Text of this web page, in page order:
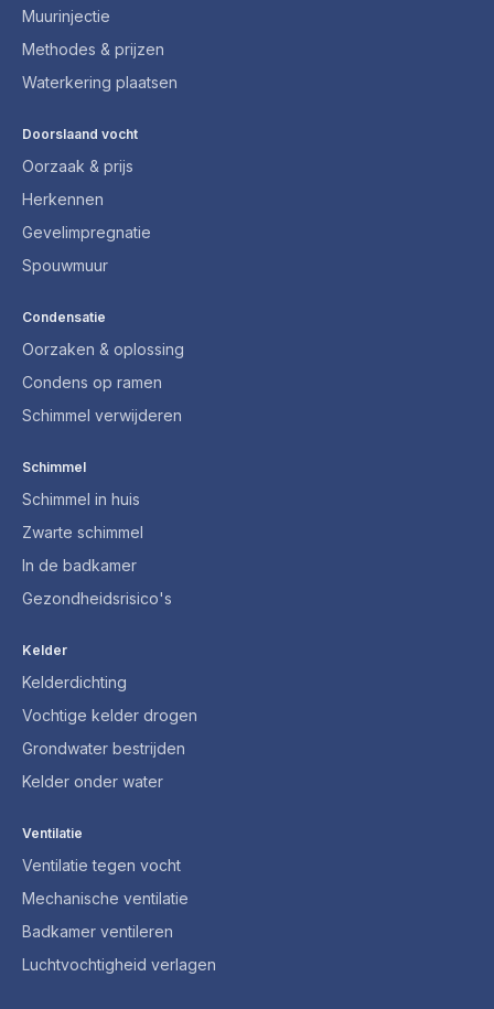
Muurinjectie
Methodes & prijzen
Waterkering plaatsen
Doorslaand vocht
Oorzaak & prijs
Herkennen
Gevelimpregnatie
Spouwmuur
Condensatie
Oorzaken & oplossing
Condens op ramen
Schimmel verwijderen
Schimmel
Schimmel in huis
Zwarte schimmel
In de badkamer
Gezondheidsrisico's
Kelder
Kelderdichting
Vochtige kelder drogen
Grondwater bestrijden
Kelder onder water
Ventilatie
Ventilatie tegen vocht
Mechanische ventilatie
Badkamer ventileren
Luchtvochtigheid verlagen